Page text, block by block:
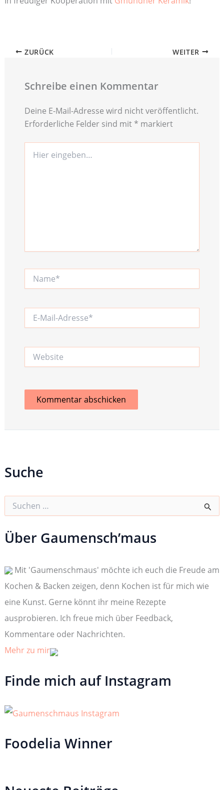
ZURÜCK WEITER
Schreibe einen Kommentar
Deine E-Mail-Adresse wird nicht veröffentlicht.
Erforderliche Felder sind mit * markiert
eingeben…
Mail-
Website
Suche
h
e
a
h
:
Über Gaumensch’maus
Mit 'Gaumenschmaus' möchte ich euch die Freude am
Kochen & Backen zeigen, denn Kochen ist für mich wie
eine Kunst. Gerne könnt ihr meine Rezepte
ausprobieren. Ich freue mich über Feedback,
Kommentare oder Nachrichten.
Mehr zu mir
Finde mich auf Instagram
Foodelia Winner